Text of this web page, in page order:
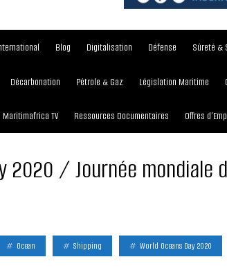
Blog Digitalisation Défense Sûreté &
Décarbonation Pétrole & Gaz Législation Maritime
Maritimafrica TV Ressources Documentaires Offres
2020 / Journée mondiale
Ocean Shipping World Oceans Day 2020